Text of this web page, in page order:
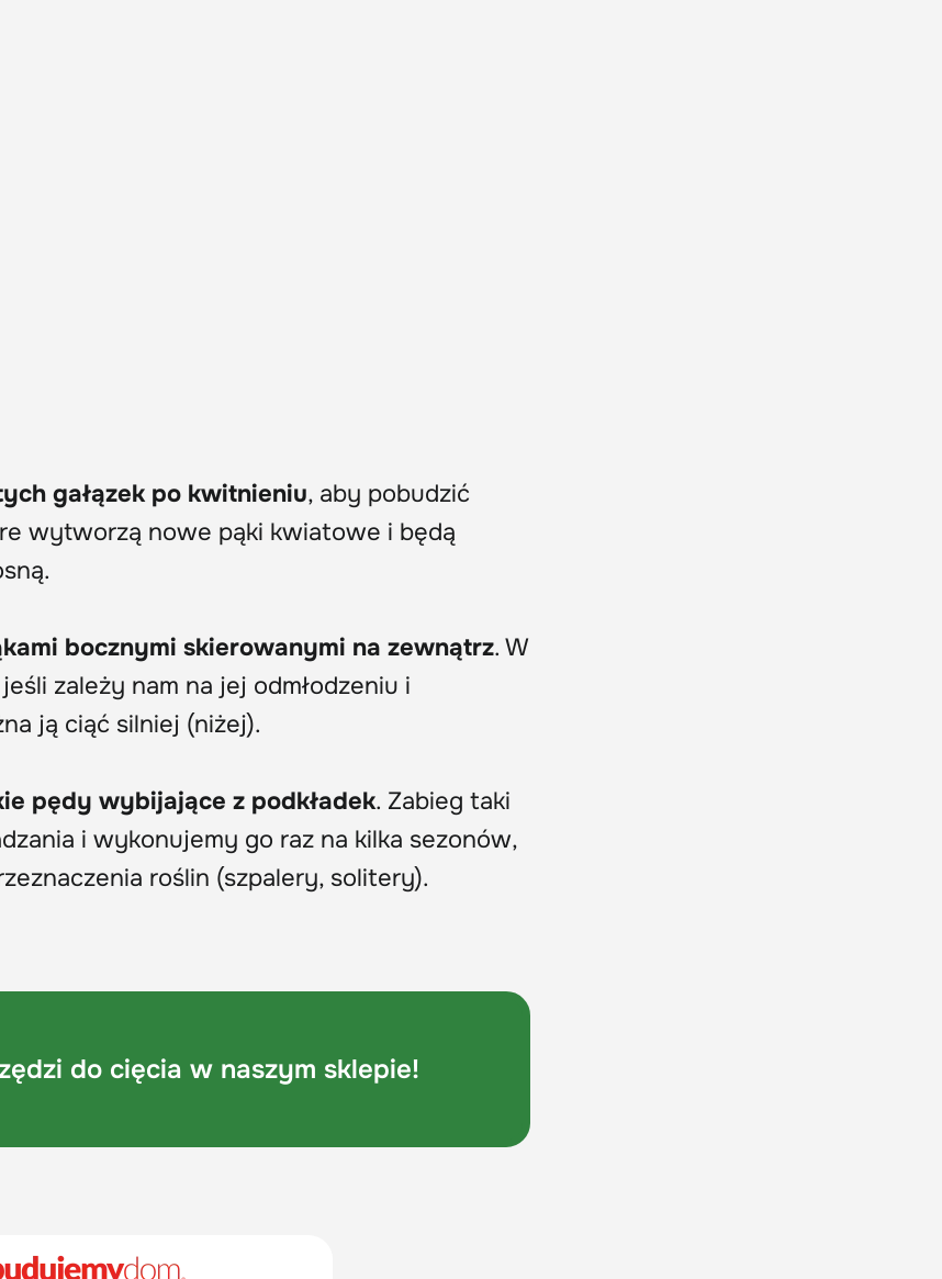
gałązek po kwitnieniu, aby pobudzić
wytworzą nowe pąki kwiatowe i będą
bocznymi skierowanymi na zewnątrz. W
zależy nam na jej odmłodzeniu i
ją ciąć silniej (niżej).
pędy wybijające z podkładek. Zabieg taki
i wykonujemy go raz na kilka sezonów,
roślin (szpalery, solitery).
do cięcia w naszym sklepie!